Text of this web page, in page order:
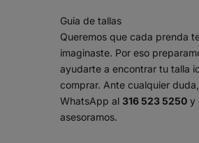
Guia de tallas
Queremos que cada prenda
imaginaste. Por eso
ayudarte a encontrar tu talla
comprar. Ante cualquier
WhatsApp al 316 523 5250 y
asesoramos.